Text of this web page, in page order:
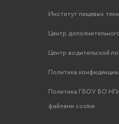
Институт пищевых
Центр
Центр водительской
Политика
Политика ГБОУ ВО
файлами cookie